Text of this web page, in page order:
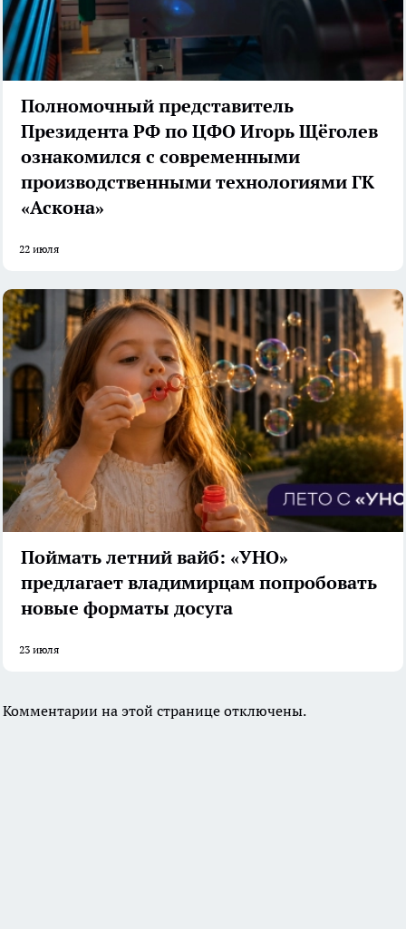
Полномочный представитель
Президента РФ по ЦФО Игорь Щёголев
ознакомился с современными
производственными технологиями ГК
«Аскона»
22 июля
Поймать летний вайб: «УНО»
предлагает владимирцам попробовать
новые форматы досуга
23 июля
Комментарии на этой странице отключены.